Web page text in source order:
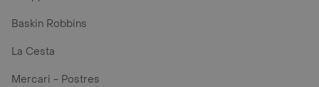
Baskin Robbins
La Cesta
Mercari - Postres